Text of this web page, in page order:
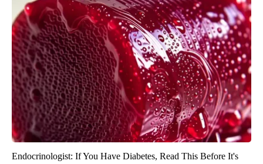
Endocrinologist: If You Have Diabetes, Read This Before It's